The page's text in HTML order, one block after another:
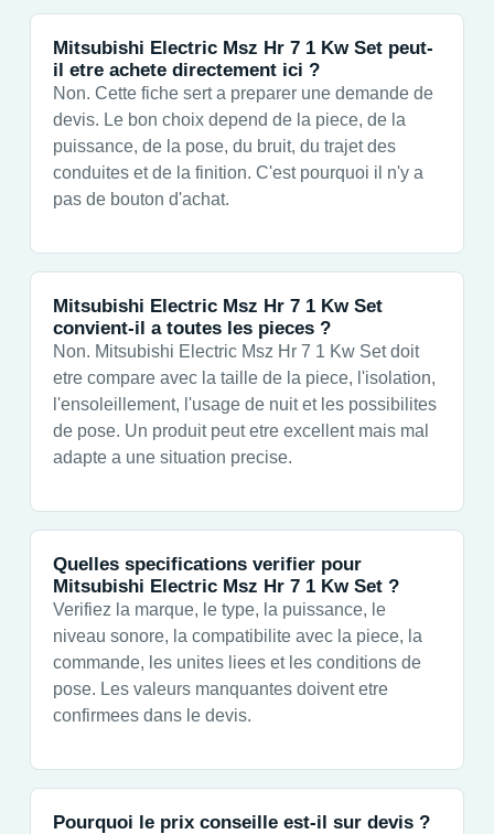
Mitsubishi Electric Msz Hr 7 1 Kw Set peut-
il etre achete directement ici ?
Non. Cette fiche sert a preparer une demande de
devis. Le bon choix depend de la piece, de la
puissance, de la pose, du bruit, du trajet des
conduites et de la finition. C'est pourquoi il n'y a
pas de bouton d'achat.
Mitsubishi Electric Msz Hr 7 1 Kw Set
convient-il a toutes les pieces ?
Non. Mitsubishi Electric Msz Hr 7 1 Kw Set doit
etre compare avec la taille de la piece, l'isolation,
l'ensoleillement, l'usage de nuit et les possibilites
de pose. Un produit peut etre excellent mais mal
adapte a une situation precise.
Quelles specifications verifier pour
Mitsubishi Electric Msz Hr 7 1 Kw Set ?
Verifiez la marque, le type, la puissance, le
niveau sonore, la compatibilite avec la piece, la
commande, les unites liees et les conditions de
pose. Les valeurs manquantes doivent etre
confirmees dans le devis.
Pourquoi le prix conseille est-il sur devis ?